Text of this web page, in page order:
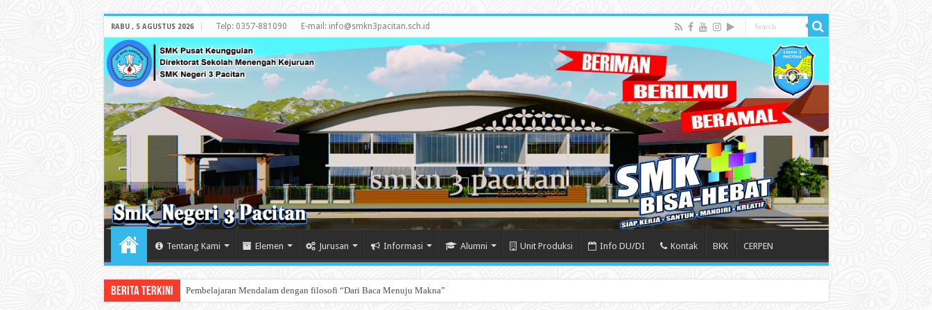
RABU , 5 AGUSTUS 2026 Telp: 0357-881090 E-mail: info@smkn3pacitan.sch.id
Tentang Kami Elemen Jurusan Informasi Alumni Unit Produksi Info DU/DI Kontak BKK CERPEN
Berita Terkini Melihat Pameran Lukisan u